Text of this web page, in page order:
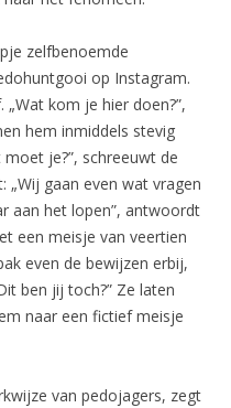
zelfbenoemde
op Instagram.
kom je hier doen?”,
hem inmiddels stevig
je?”, schreeuwt de
gaan even wat vragen
aan het lopen”, antwoordt
een meisje van veertien
even de bewijzen erbij,
ben jij toch?” Ze laten
naar een fictief meisje
van pedojagers, zegt